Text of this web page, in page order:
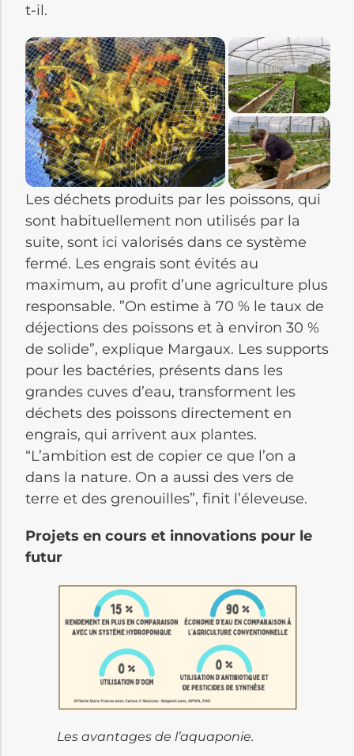
t-il.
Les déchets produits par les poissons, qui
sont habituellement non utilisés par la
suite, sont ici valorisés dans ce système
fermé. Les engrais sont évités au
maximum, au profit d’une agriculture plus
responsable. ”On estime à 70 % le taux de
déjections des poissons et à environ 30 %
de solide”, explique Margaux. Les supports
pour les bactéries, présents dans les
grandes cuves d’eau, transforment les
déchets des poissons directement en
engrais, qui arrivent aux plantes.
“L’ambition est de copier ce que l’on a
dans la nature. On a aussi des vers de
terre et des grenouilles”, finit l’éleveuse.
Projets en cours et innovations pour le
futur
Les avantages de l’aquaponie.